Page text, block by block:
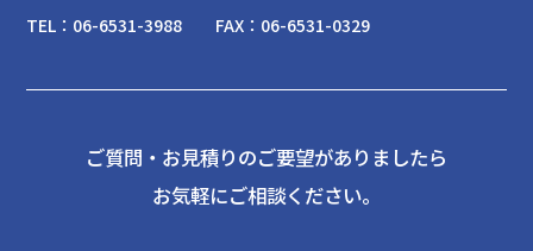
TEL： 06-6531-3988 FAX： 06-6531-0329
ご質問・お見積りのご要望がありましたら
お気軽にご相談ください。